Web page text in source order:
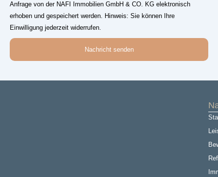
Anfrage von der NAFI Immobilien GmbH & CO. KG elektronisch
erhoben und gespeichert werden. Hinweis: Sie können Ihre
Einwilligung jederzeit widerrufen.
Nachricht senden